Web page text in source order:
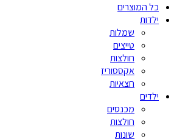
כל המוצרים
ילדות
שמלות
טייצים
חולצות
אקססוריז
חצאיות
ילדים
מכנסים
חולצות
שונות